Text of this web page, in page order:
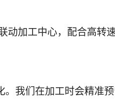
动加工中心，配合高转
我们在加工时会精准